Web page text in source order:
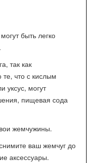
быть легко
так как
что с кислым
уксус, могут
пищевая сода
жемчужины.
ваш жемчуг до
аксессуары.